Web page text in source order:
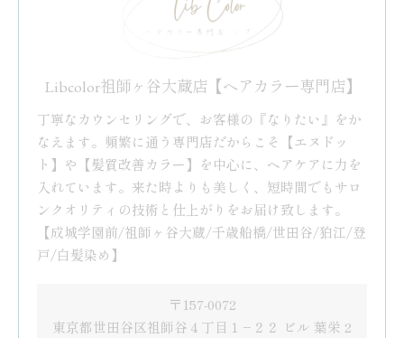
Libcolor祖師ヶ谷大蔵店【ヘアカラー専門店】
丁寧なカウンセリングで、お客様の『なりたい』をか
なえます。頻繁に通う専門店だからこそ【エヌドッ
ト】や【髪質改善カラー】を中心に、ヘアケアに力を
入れています。来た時よりも美しく、短時間でもサロ
ンクオリティの技術と仕上がりをお届け致します。
【成城学園前/祖師ヶ谷大蔵/千歳船橋/世田谷/狛江/登
戸/白髪染め】
〒157-0072
東京都世田谷区祖師谷４丁目１−２２ ビル 葉栄 2